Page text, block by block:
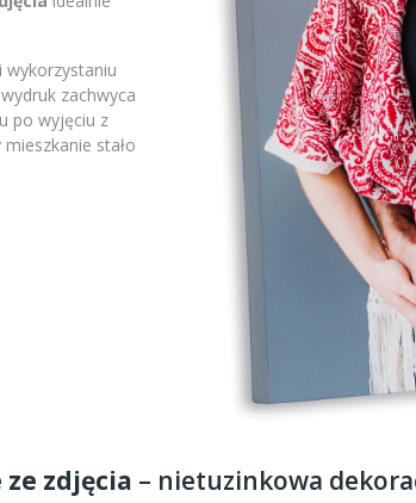
wykorzystaniu
zachwyca
po wyjęciu z
stało
zdjęcia – nietuzinkowa